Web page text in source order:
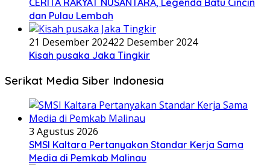
CERITA RAKYAT NUSANTARA, Legenda Batu Cincin
dan Pulau Lembah
21 Desember 202422 Desember 2024
Kisah pusaka Jaka Tingkir
Serikat Media Siber Indonesia
3 Agustus 2026
SMSI Kaltara Pertanyakan Standar Kerja Sama
Media di Pemkab Malinau